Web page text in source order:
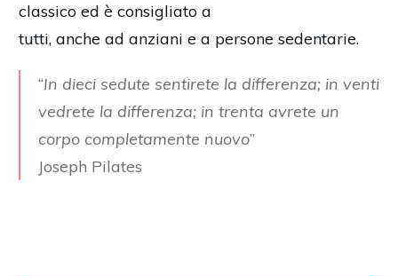
classico ed è consigliato a
tutti, anche ad anziani e a persone sedentarie.
“In dieci sedute sentirete la differenza; in venti
vedrete la differenza; in trenta avrete un
corpo completamente nuovo”
Joseph Pilates